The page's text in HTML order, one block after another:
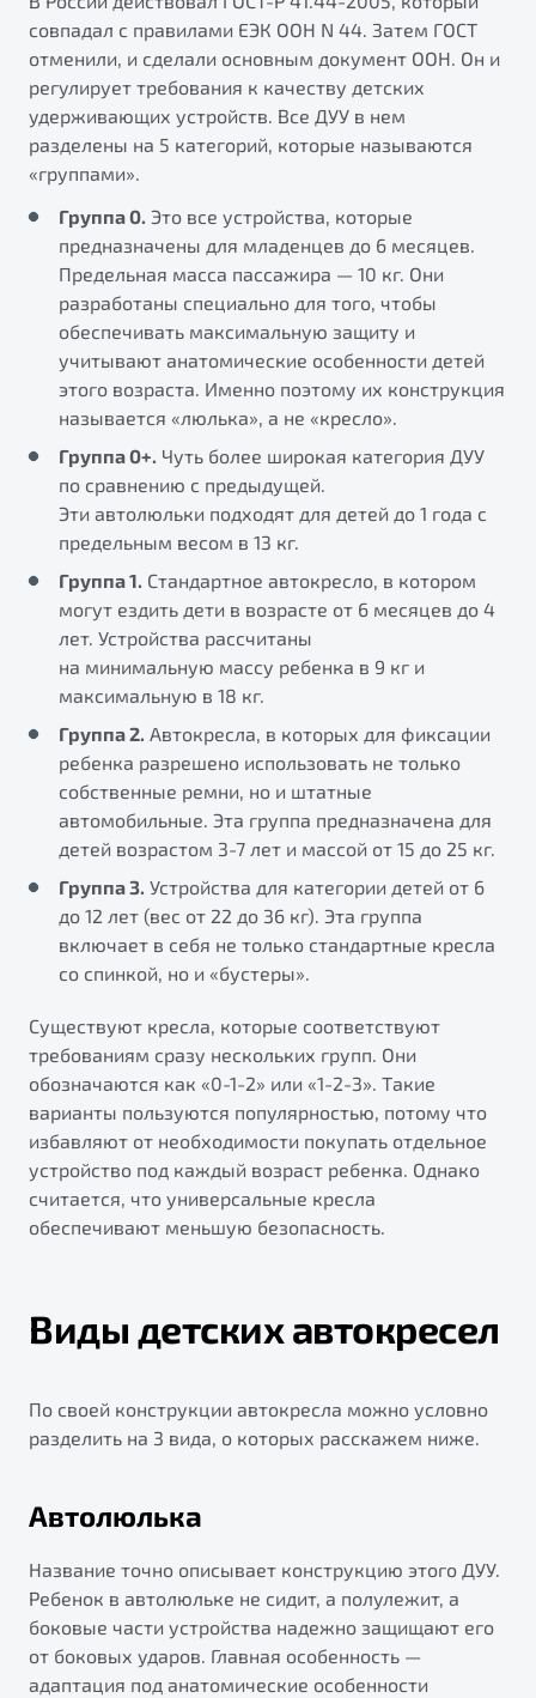
совпадал с правилами ЕЭК ООН N 44. Затем ГОСТ
отменили, и сделали основным документ ООН. Он и
регулирует требования к качеству детских
удерживающих устройств. Все ДУУ в нем
разделены на 5 категорий, которые называются
«группами».
Группа 0. Это все устройства, которые
предназначены для младенцев до 6 месяцев.
Предельная масса пассажира — 10 кг. Они
разработаны специально для того, чтобы
обеспечивать максимальную защиту и
учитывают анатомические особенности детей
этого возраста. Именно поэтому их конструкция
называется «люлька», а не «кресло».
Группа 0+. Чуть более широкая категория ДУУ
по сравнению с предыдущей.
Эти автолюльки подходят для детей до 1 года с
предельным весом в 13 кг.
Группа 1. Стандартное автокресло, в котором
могут ездить дети в возрасте от 6 месяцев до 4
лет. Устройства рассчитаны
на минимальную массу ребенка в 9 кг и
максимальную в 18 кг.
Группа 2. Автокресла, в которых для фиксации
ребенка разрешено использовать не только
собственные ремни, но и штатные
автомобильные. Эта группа предназначена для
детей возрастом 3-7 лет и массой от 15 до 25 кг.
Группа 3. Устройства для категории детей от 6
до 12 лет (вес от 22 до 36 кг). Эта группа
включает в себя не только стандартные кресла
со спинкой, но и «бустеры».
Существуют кресла, которые соответствуют
требованиям сразу нескольких групп. Они
обозначаются как «0-1-2» или «1-2-3». Такие
варианты пользуются популярностью, потому что
избавляют от необходимости покупать отдельное
устройство под каждый возраст ребенка. Однако
считается, что универсальные кресла
обеспечивают меньшую безопасность.
Виды детских автокресел
По своей конструкции автокресла можно условно
разделить на 3 вида, о которых расскажем ниже.
Автолюлька
Название точно описывает конструкцию этого ДУУ.
Ребенок в автолюльке не сидит, а полулежит, а
боковые части устройства надежно защищают его
от боковых ударов. Главная особенность —
адаптация под анатомические особенности